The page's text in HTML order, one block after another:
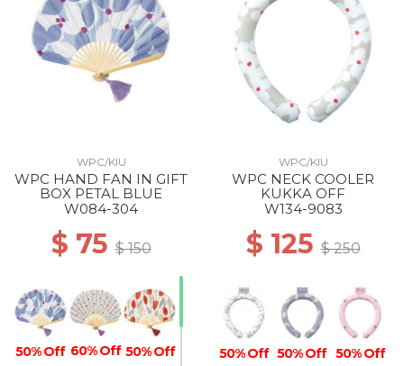
WPC/KIU
WPC HAND FAN IN GIFT
BOX PETAL BLUE
W084-304
$ 75$ 150
50% Off 60% Off 50% Off
WPC/KIU
WPC NECK COOLER
KUKKA OFF
W134-9083
$ 125$ 250
50% Off 50% Off 50% Off